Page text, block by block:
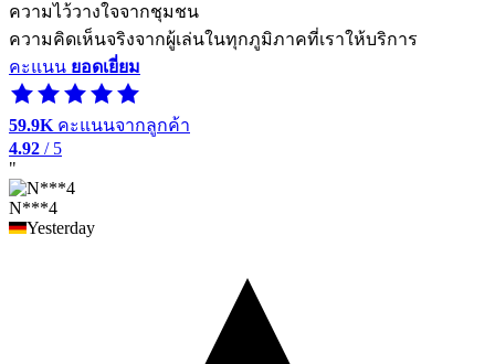
ความไว้วางใจจากชุมชน
ความคิดเห็นจริงจากผู้เล่นในทุกภูมิภาคที่เราให้บริการ
คะแนน ยอดเยี่ยม
59.9K คะแนนจากลูกค้า
4.92 / 5
"
N***4
Yesterday